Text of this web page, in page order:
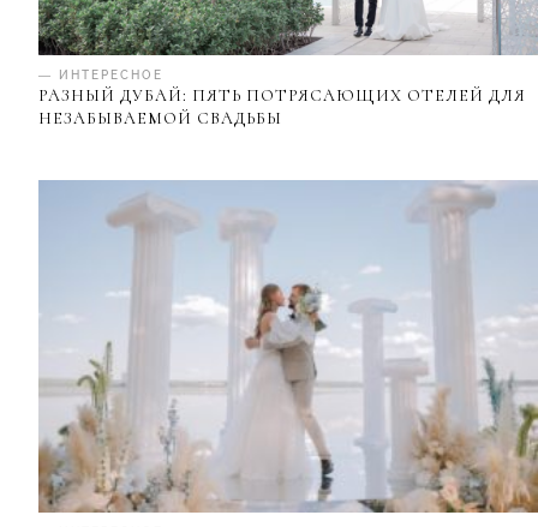
— ИНТЕРЕСНОЕ
РАЗНЫЙ ДУБАЙ: ПЯТЬ ПОТРЯСАЮЩИХ ОТЕЛЕЙ ДЛЯ
НЕЗАБЫВАЕМОЙ СВАДЬБЫ